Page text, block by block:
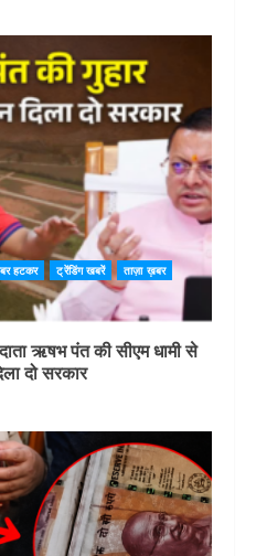
हटकर ट्रेंडिंग खबरें
ताज़ा ख़बर
ऋषभ पंत की सीएम धामी से
दो सरकार